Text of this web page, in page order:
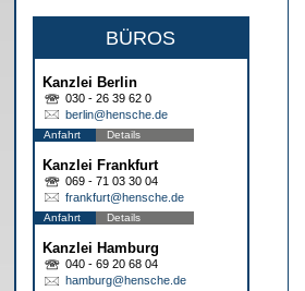
BÜROS
Kanzlei Berlin
030 - 26 39 62 0
berlin@hensche.de
Anfahrt Details
Kanzlei Frankfurt
069 - 71 03 30 04
frankfurt@hensche.de
Anfahrt Details
Kanzlei Hamburg
040 - 69 20 68 04
hamburg@hensche.de